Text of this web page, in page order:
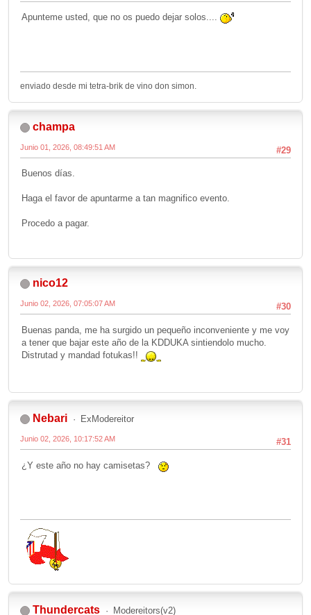
Apunteme usted, que no os puedo dejar solos....
enviado desde mi tetra-brik de vino don simon.
champa
#29
Junio 01, 2026, 08:49:51 AM
Buenos días.
Haga el favor de apuntarme a tan magnifico evento.
Procedo a pagar.
nico12
#30
Junio 02, 2026, 07:05:07 AM
Buenas panda, me ha surgido un pequeño inconveniente y me voy
a tener que bajar este año de la KDDUKA sintiendolo mucho.
Distrutad y mandad fotukas!!
Nebari ExModereitor
#31
Junio 02, 2026, 10:17:52 AM
¿Y este año no hay camisetas?
Thundercats Modereitors(v2)